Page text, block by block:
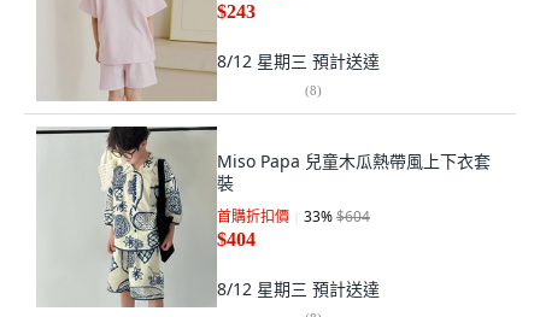
$243
8/12 星期三 預計送達
(8)
Miso Papa 兒童木瓜熱帶風上下衣套
裝
首購折扣價 33%$604
$404
8/12 星期三 預計送達